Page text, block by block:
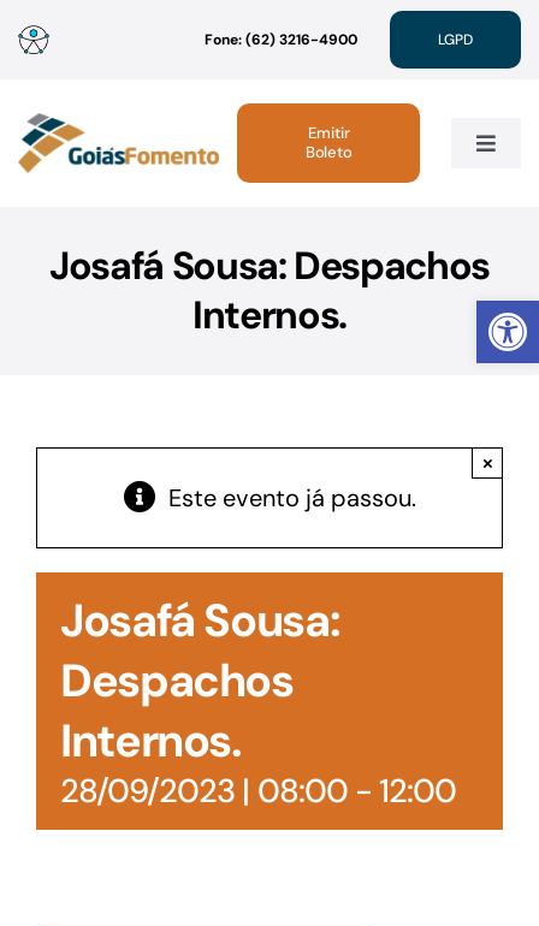
Abrir
para
conteúdo
Fone: (62) 3216-4900 LGPD
Toggle
Linhas de Crédito
Acesso à Informação
Emitir
Boleto
Josafá Sousa: Despachos
Internos.
Este evento já passou.
×
Josafá Sousa:
Despachos
Internos.
28/09/2023 | 08:00- 12:00